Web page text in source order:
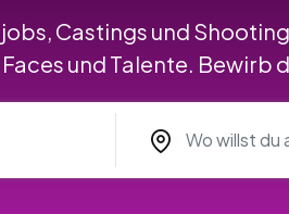
Castings und
Faces und Talente. Bewirb